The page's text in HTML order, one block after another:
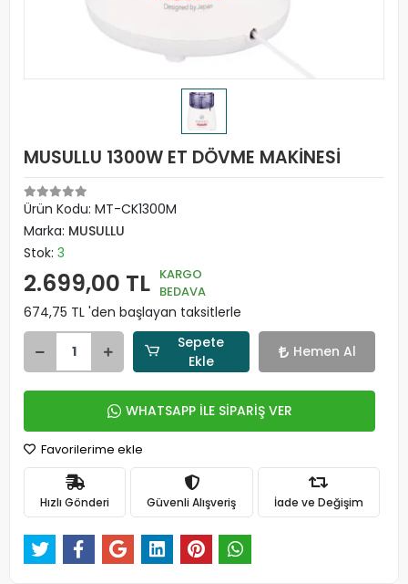
MUSULLU 1300W ET DÖVME MAKİNESİ
Ürün Kodu: MT-CK1300M
Marka: MUSULLU
Stok: 3
2.699,00 TL KARGO
BEDAVA
674,75 TL 'den başlayan taksitlerle
Sepete
Ekle
Hemen Al
WHATSAPP İLE SİPARİŞ VER
Favorilerime ekle
Hızlı Gönderi Güvenli Alışveriş İade ve Değişim